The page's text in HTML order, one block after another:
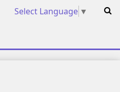
Select Language ▼